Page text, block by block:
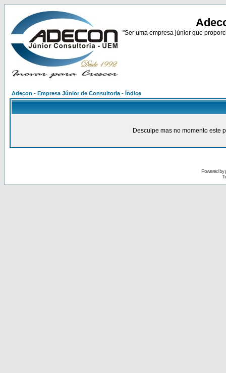
"Ser uma empresa júnior que
Adecon - Empresa Júnior de Consultoria - Índice
Desculpe mas no momento este
Powered by